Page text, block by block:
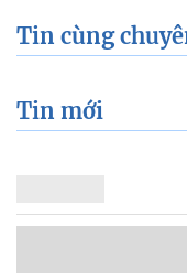
Tin cùng
Tin mới